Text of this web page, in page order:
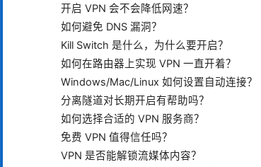
开启 VPN 会不会降低网速？
如何避免 DNS 漏洞？
Kill Switch 是什么，为什么要开启？
如何在路由器上实现 VPN 一直开着？
Windows/Mac/Linux 如何设置自动连接？
分离隧道对长期开启有帮助吗？
如何选择合适的 VPN 服务商？
免费 VPN 值得信任吗？
VPN 是否能解锁流媒体内容？